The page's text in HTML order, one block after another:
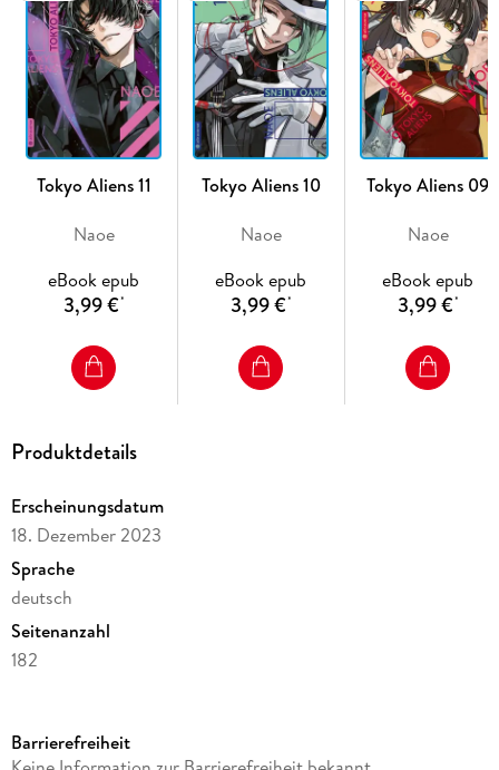
Tokyo Aliens 11
Naoe
eBook epub
3,99 €*
Tokyo Aliens 10
Naoe
eBook epub
3,99 €*
Tokyo Aliens 09
Naoe
eBook epub
3,99 €*
Produktdetails
Erscheinungsdatum
18. Dezember 2023
Sprache
deutsch
Seitenanzahl
182
Altersempfehlung
Barrierefreiheit